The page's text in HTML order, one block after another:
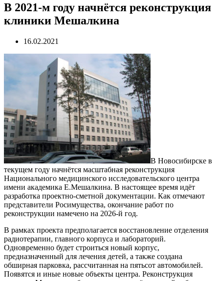
В 2021-м году начнётся реконструкция
клиники Мешалкина
16.02.2021
В Новосибирске в
текущем году начнётся масштабная реконструкция
Национального медицинского исследовательского центра
имени академика Е.Мешалкина. В настоящее время идёт
разработка проектно-сметной документации. Как отмечают
представители Росимущества, окончание работ по
реконструкции намечено на 2026-й год.
В рамках проекта предполагается восстановление отделения
радиотерапии, главного корпуса и лабораторий.
Одновременно будет строиться новый корпус,
предназначенный для лечения детей, а также создана
обширная парковка, рассчитанная на пятьсот автомобилей.
Появятся и иные новые объекты центра. Реконструкция